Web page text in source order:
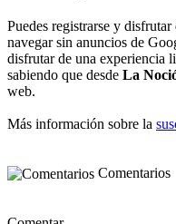
Puedes registrarse y disfrutar
navegar sin anuncios de
disfrutar de una experiencia
sabiendo que desde La
web.
Más información sobre la
Comentarios